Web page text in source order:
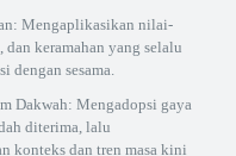
Mengaplikasikan nilai-
keramahan yang selalu
dengan sesama.
Dakwah: Mengadopsi gaya
diterima, lalu
konteks dan tren masa kini